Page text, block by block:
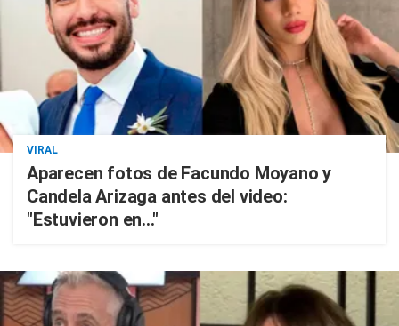
VIRAL
Aparecen fotos de Facundo Moyano y
Candela Arizaga antes del video:
"Estuvieron en..."